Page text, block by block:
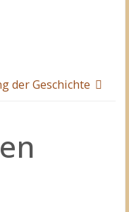
der Geschichte